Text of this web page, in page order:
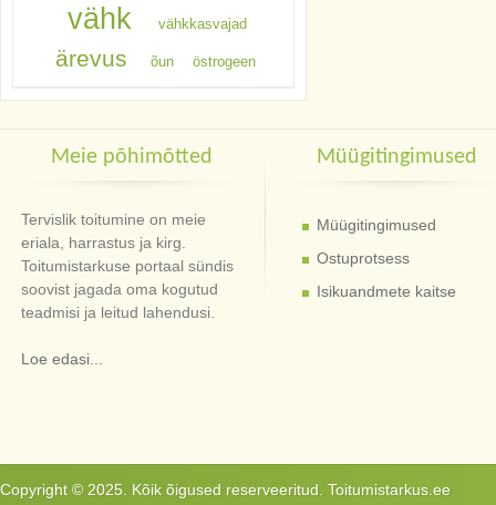
vähk vähkkasvajad
ärevus õun östrogeen
Meie põhimõtted
Tervislik toitumine on meie
eriala, harrastus ja kirg.
Toitumistarkuse portaal sündis
soovist jagada oma kogutud
teadmisi ja leitud lahendusi.
Loe edasi...
Müügitingimused
Müügitingimused
Ostuprotsess
Isikuandmete kaitse
Copyright © 2025. Kõik õigused reserveeritud. Toitumistarkus.ee